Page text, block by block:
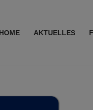
HOME AKTUELLES